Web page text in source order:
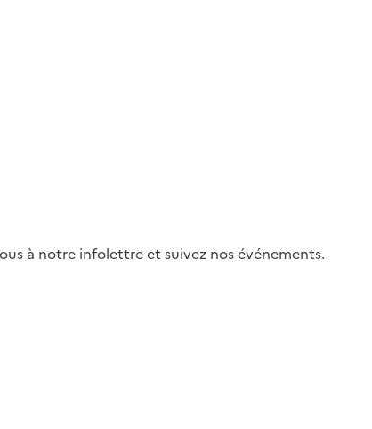
à notre infolettre et suivez nos événements.